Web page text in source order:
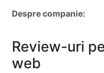
Despre companie:
Review-uri
web